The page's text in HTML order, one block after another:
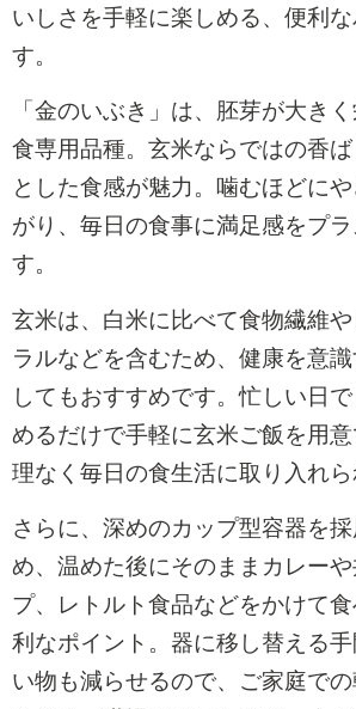
いしさを手軽に楽しめる、便利
す。
「金のいぶき」は、胚芽が大き
食専用品種。玄米ならではの香
とした食感が魅力。噛むほどに
がり、毎日の食事に満足感をプ
す。
玄米は、白米に比べて食物繊維
ラルなどを含むため、健康を意
してもおすすめです。忙しい日
めるだけで手軽に玄米ご飯を用
理なく毎日の食生活に取り入れら
さらに、深めのカップ型容器を
め、温めた後にそのままカレー
プ、レトルト食品などをかけて
利なポイント。器に移し替える
い物も減らせるので、ご家庭で